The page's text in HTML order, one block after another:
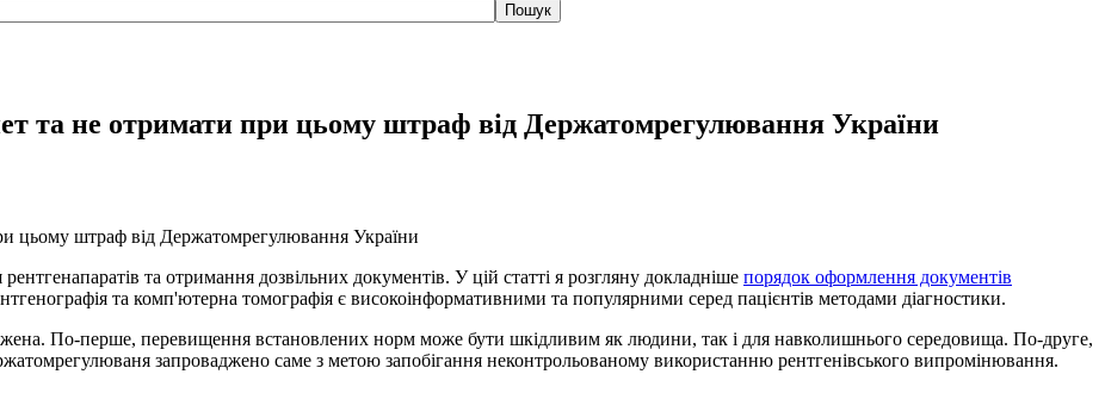
Пошук
та не отримати при цьому штраф від Держатомрегулювання України
та отримання дозвільних документів. У цій статті я розгляну докладніше порядок оформлення документів
та комп'ютерна томографія є високоінформативними та популярними серед пацієнтів методами діагностики.
По-перше, перевищення встановлених норм може бути шкідливим як людини, так і для навколишнього середовища. По-друге,
запроваджено саме з метою запобігання неконтрольованому використанню рентгенівського випромінювання.